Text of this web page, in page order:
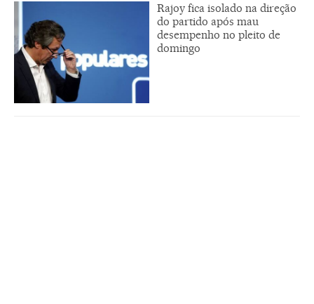
Rajoy fica isolado na direção
do partido após mau
desempenho no pleito de
domingo